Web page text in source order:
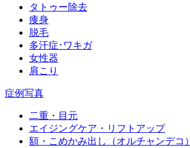
タトゥー除去
痩身
脱毛
多汗症･ワキガ
女性器
肩こり
症例写真
二重・目元
エイジングケア・リフトアップ
額・こめかみ出し（オルチャンデコ）